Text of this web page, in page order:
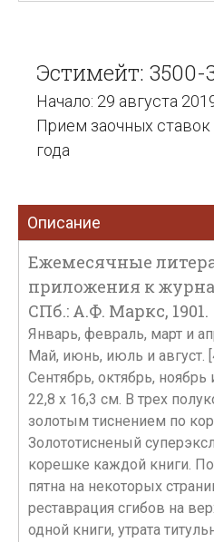
Эстимейт: 3500-
Начало: 29 августа
Прием заочных ставок
года
Описание
Ежемесячные
приложения к
СПб.: А.Ф. Маркс, 1901.
Январь, февраль, март и
Май, июнь, июль и август.
Сентябрь, октябрь, ноябрь
22,8 х 16,3 см. В трех
золотым тиснением по
Золототисненый
корешке каждой книги.
пятна на некоторых
реставрация сгибов на
одной книги, утрата